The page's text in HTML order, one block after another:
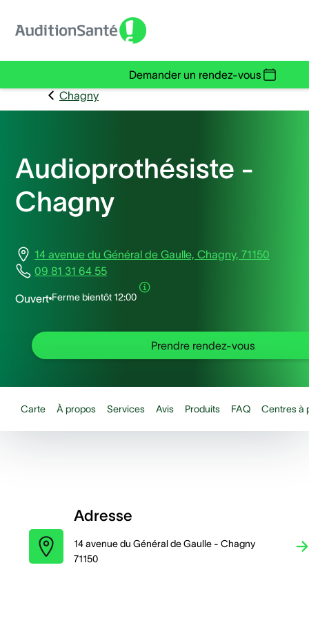
Demander un rendez-vous
Chagny
Audioprothésiste -
Chagny
14 avenue du Général de Gaulle, Chagny, 71150
09 81 31 64 55
Ouvert Ferme bientôt 12:00
Prendre rendez-vous
Carte À propos Services Avis Produits FAQ Centres à
Adresse
14 avenue du Général de Gaulle - Chagny
71150